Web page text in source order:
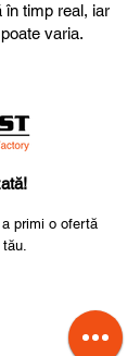
în timp real, iar
varia.
primi o ofertă